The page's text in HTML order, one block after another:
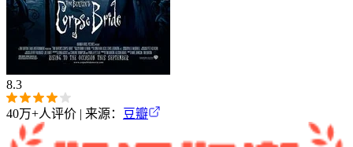
8.3
40万+人评价 | 来源： 豆瓣